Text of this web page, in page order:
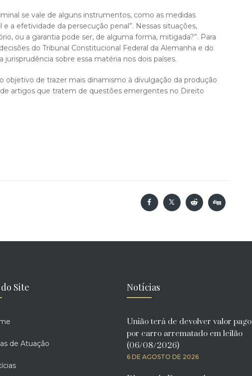
se vale de alguns instrumentos, como as medidas
a efetividade da persecução penal”. Nessas situações,
ou a garantia pode ser, de alguma forma, mitigada?”. Para
do Tribunal Constitucional Federal da Alemanha e do
sobre essa matéria nos dois países.
objetivo de trazer mais dinamismo à divulgação da produção
artigos que tratem de questões emergentes no Direito
Site
de Atuação
Notícias
União terá de devolver valor pago
por carro arrematado em leilão
(06/08/2026)
6 DE AGOSTO DE 2026